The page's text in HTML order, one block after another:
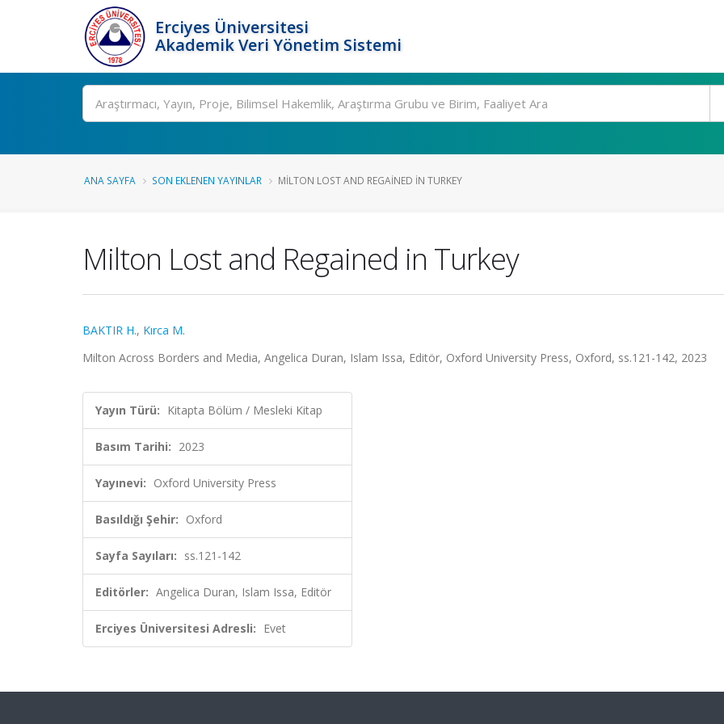
Erciyes Üniversitesi
Akademik Veri Yönetim Sistemi
Ara
ANA SAYFA SON EKLENEN YAYINLAR MILTON LOST AND REGAINED IN TURKEY
Milton Lost and Regained in Turkey
BAKTIR H., Kırca M.
Milton Across Borders and Media, Angelica Duran, Islam Issa, Editör, Oxford University Press, Oxford, ss.121-142, 2023
Yayın Türü: Kitapta Bölüm / Mesleki Kitap
Basım Tarihi: 2023
Yayınevi: Oxford University Press
Basıldığı Şehir: Oxford
Sayfa Sayıları: ss.121-142
Editörler: Angelica Duran, Islam Issa, Editör
Erciyes Üniversitesi Adresli: Evet